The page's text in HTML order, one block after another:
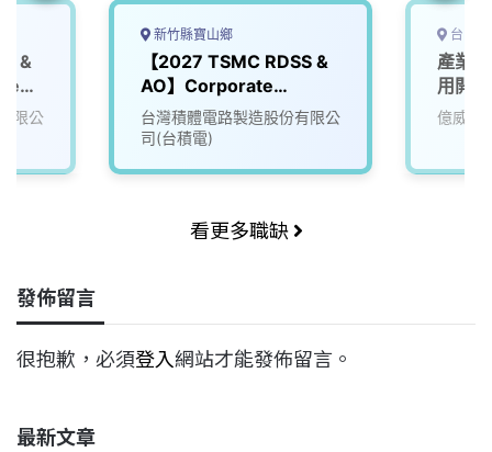
&
限公
新竹縣寶山鄉
【2027 TSMC RDSS &
AO】Corporate
Planning Organization
(CPO)
台灣積體電路製造股份有限公
司(台積電)
台中
產業
用開
億威電
看更多職缺
發佈留言
很抱歉，必須登入網站才能發佈留言。
最新文章